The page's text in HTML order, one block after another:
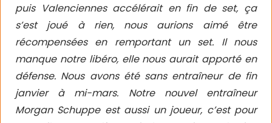
puis Valenciennes accélérait en fin de set, ça
s’est joué à rien, nous aurions aimé être
récompensées en remportant un set. Il nous
manque notre libéro, elle nous aurait apporté en
défense. Nous avons été sans entraîneur de fin
janvier à mi-mars. Notre nouvel entraîneur
Morgan Schuppe est aussi un joueur, c’est pour